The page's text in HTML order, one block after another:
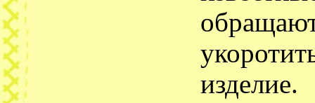
изделие.